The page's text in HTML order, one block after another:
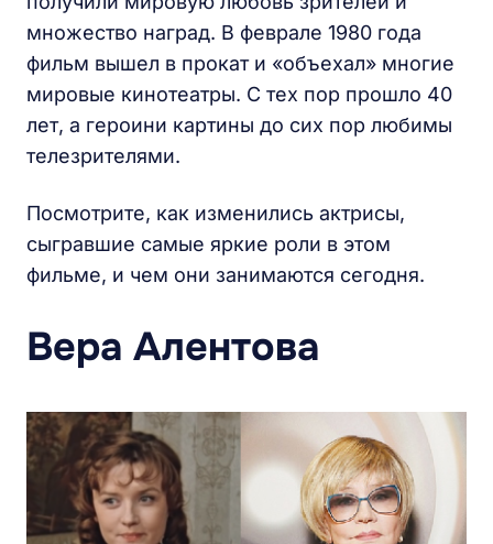
множество наград. В феврале 1980 года
фильм вышел в прокат и «объехал» многие
мировые кинотеатры. С тех пор прошло 40
лет, а героини картины до сих пор любимы
телезрителями.
Посмотрите, как изменились актрисы,
сыгравшие самые яркие роли в этом
фильме, и чем они занимаются сегодня.
Вера Алентова